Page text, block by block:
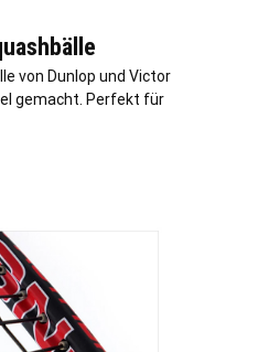
von Dunlop und Victor
gemacht. Perfekt für